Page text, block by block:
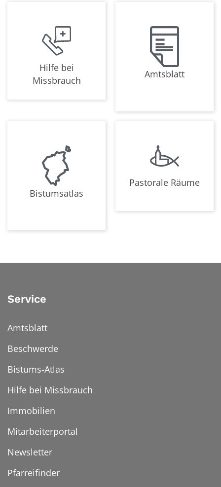
Hilfe bei
Missbrauch
Amtsblatt
Bistumsatlas
Pastorale Räume
Service
Amtsblatt
Beschwerde
Bistums-Atlas
Hilfe bei Missbrauch
Immobilien
Mitarbeiterportal
Newsletter
Pfarreifinder